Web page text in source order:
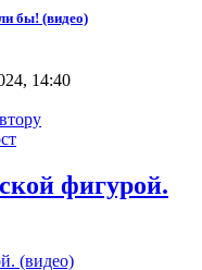
бы! (видео)
14:40
фигурой.